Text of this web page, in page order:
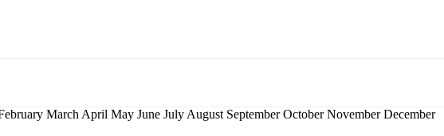
March April May June July August September October November December